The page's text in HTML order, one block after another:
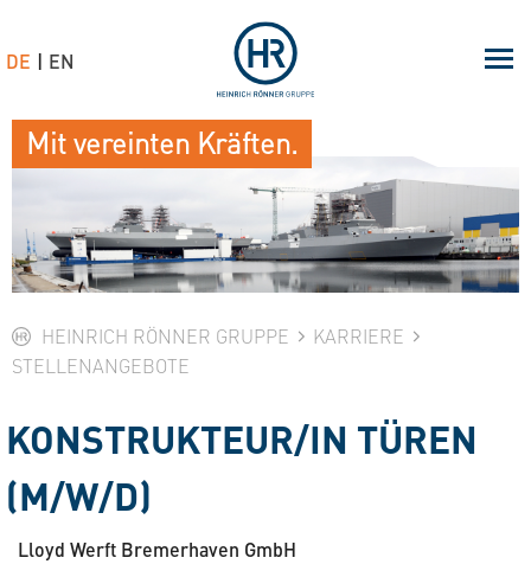
HEINRICH RÖNNER GRUPPE
KARRIERE
STELLENANGEBOTE
KONSTRUKTEUR/IN TÜREN
(M/W/D)
Lloyd Werft Bremerhaven GmbH
Mit vereinten Kräften.
DE EN